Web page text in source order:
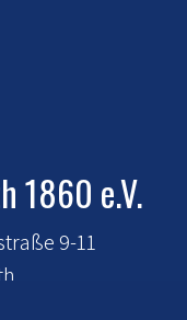
1860 e.V.
9-11